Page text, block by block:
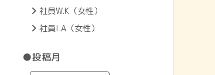
社員W.K（女性）
社員I.A（女性）
●投稿月